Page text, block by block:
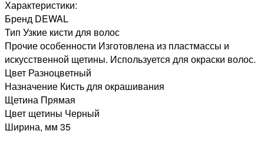
Характеристики:
Бренд DEWAL
Тип Узкие кисти для волос
Прочие особенности Изготовлена из пластмассы и
искусственной щетины. Используется для окраски волос.
Цвет Разноцветный
Назначение Кисть для окрашивания
Щетина Прямая
Цвет щетины Черный
Ширина, мм 35